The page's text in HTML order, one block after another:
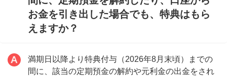
お金を引き出した場合でも、特典はもら
えますか？
満期日以降より特典付与（2026年8月末頃）までの
間に、該当の定期預金の解約や元利金の出金をされ